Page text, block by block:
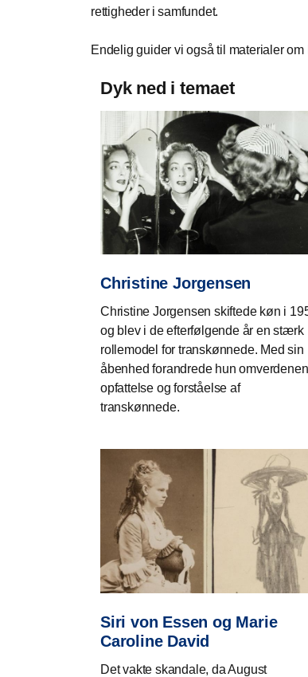
rettigheder i samfundet.
Endelig guider vi også til materialer
Dyk ned i temaet
Christine Jorgensen
Christine Jorgensen skiftede køn i
og blev i de efterfølgende år en stærk
rollemodel for transkønnede. Med sin
åbenhed forandrede hun
opfattelse og forståelse af
transkønnede.
Siri von Essen og Marie
Caroline David
Det vakte skandale, da August